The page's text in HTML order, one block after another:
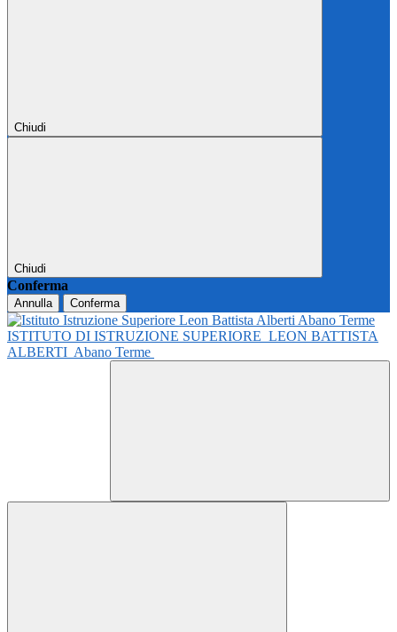
Chiudi
Chiudi
Conferma
Annulla Conferma
ISTITUTO DI ISTRUZIONE SUPERIORE LEON BATTISTA
ALBERTI Abano Terme